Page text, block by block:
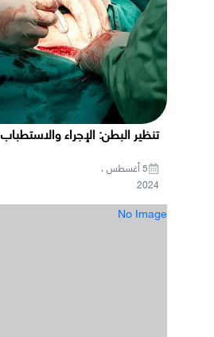
تنظير البطن: الإجراء والاستطباب
5 أغسطس ،
2024
No Image